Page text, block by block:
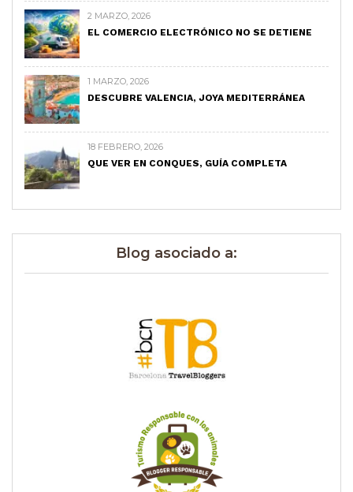
2 MARZO, 2026
EL COMERCIO ELECTRÓNICO NO SE DETIENE
1 MARZO, 2026
DESCUBRE VALENCIA, JOYA MEDITERRÁNEA
18 FEBRERO, 2026
QUE VER EN CONQUES, GUÍA COMPLETA
Blog asociado a: